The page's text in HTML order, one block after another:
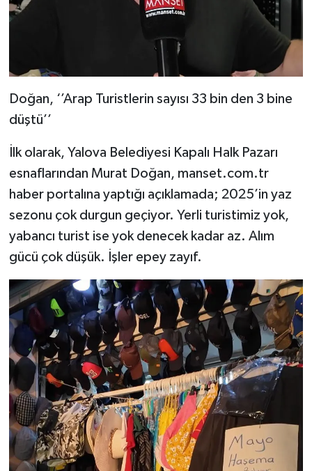
Doğan, ‘’Arap Turistlerin sayısı 33 bin den 3 bine
düştü’’
İlk olarak, Yalova Belediyesi Kapalı Halk Pazarı
esnaflarından Murat Doğan, manset.com.tr
haber portalına yaptığı açıklamada; 2025’in yaz
sezonu çok durgun geçiyor. Yerli turistimiz yok,
yabancı turist ise yok denecek kadar az. Alım
gücü çok düşük. İşler epey zayıf.